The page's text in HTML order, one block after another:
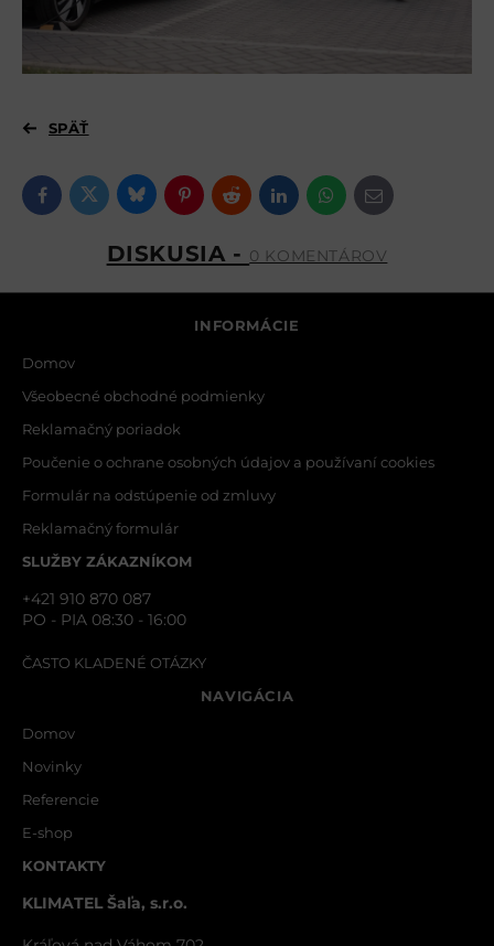
SPÄŤ
FacebookTwitterBlueskyPinterestRedditLinkedInWhatsApp
E-mail
DISKUSIA - 0 KOMENTÁROV
INFORMÁCIE
Domov
Všeobecné obchodné podmienky
Reklamačný poriadok
Poučenie o ochrane osobných údajov a používaní cookies
Formulár na odstúpenie od zmluvy
Reklamačný formulár
SLUŽBY ZÁKAZNÍKOM
+421 910 870 087
PO - PIA 08:30 - 16:00
ČASTO KLADENÉ OTÁZKY
NAVIGÁCIA
Domov
Novinky
Referencie
E-shop
KONTAKTY
KLIMATEL Šaľa, s.r.o.